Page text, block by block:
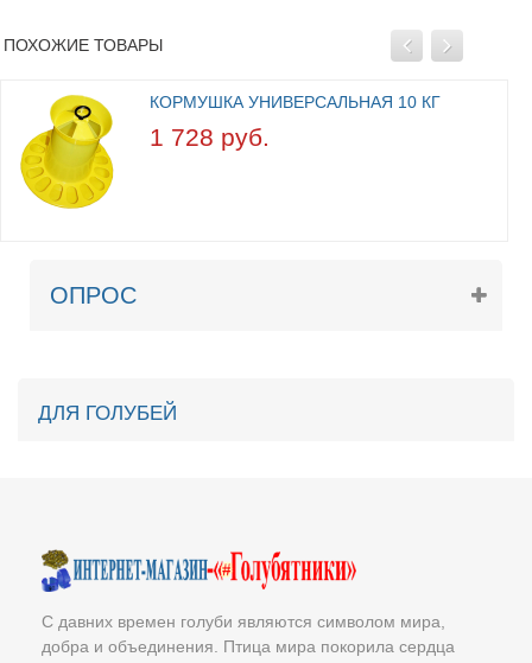
ПОХОЖИЕ ТОВАРЫ
КОРМУШКА УНИВЕРСАЛЬНАЯ 10 КГ
1 728 руб.
ОПРОС
ДЛЯ ГОЛУБЕЙ
С давних времен голуби являются символом мира,
добра и объединения. Птица мира покорила сердца